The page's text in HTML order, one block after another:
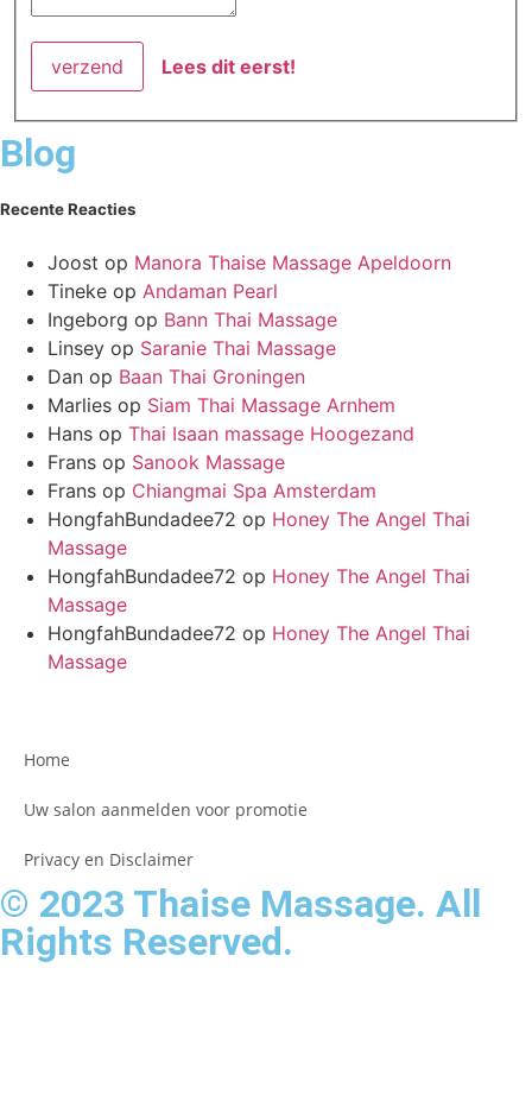
Lees dit eerst!
Blog
Recente Reacties
Joost op Manora Thaise Massage Apeldoorn
Tineke op Andaman Pearl
Ingeborg op Bann Thai Massage
Linsey op Saranie Thai Massage
Dan op Baan Thai Groningen
Marlies op Siam Thai Massage Arnhem
Hans op Thai Isaan massage Hoogezand
Frans op Sanook Massage
Frans op Chiangmai Spa Amsterdam
HongfahBundadee72 op Honey The Angel Thai
Massage
HongfahBundadee72 op Honey The Angel Thai
Massage
HongfahBundadee72 op Honey The Angel Thai
Massage
Home
Uw salon aanmelden voor promotie
Privacy en Disclaimer
© 2023 Thaise Massage. All
Rights Reserved.